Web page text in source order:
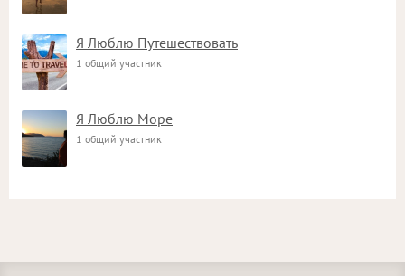
Я Люблю Путешествовать
1 общий участник
Я Люблю Море
1 общий участник